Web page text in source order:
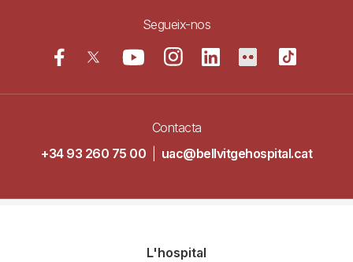
Segueix-nos
Contacta
+34 93 260 75 00
uac@bellvitgehospital.cat
L'hospital